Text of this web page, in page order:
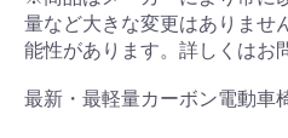
量など大きな変更はありませ
能性があります。詳しくはお
最新・最軽量カーボン電動車